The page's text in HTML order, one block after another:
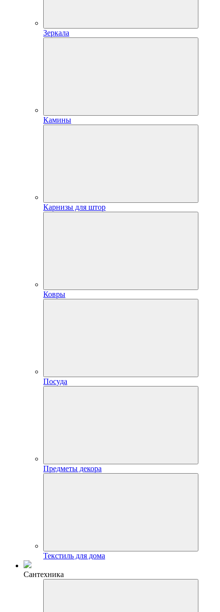
Зеркала
Камины
Карнизы для штор
Ковры
Посуда
Предметы декора
Текстиль для дома
Сантехника